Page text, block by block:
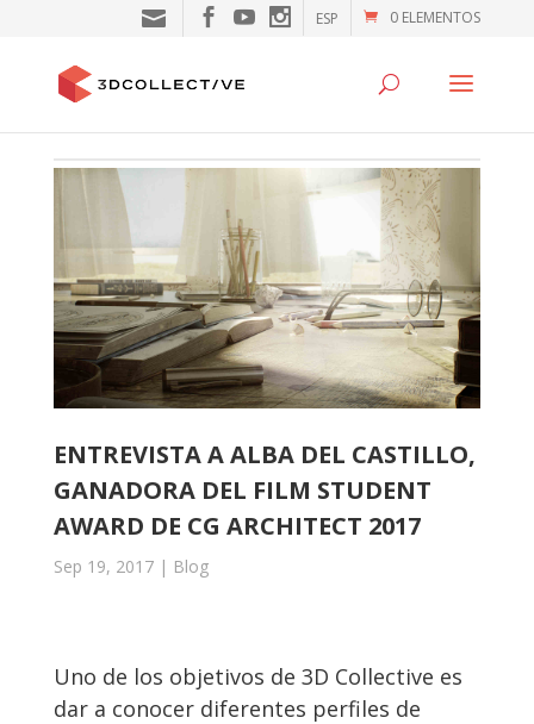
0 ELEMENTOS
ESP
ENTREVISTA A ALBA DEL CASTILLO,
GANADORA DEL FILM STUDENT
AWARD DE CG ARCHITECT 2017
Sep 19, 2017| Blog
Uno de los objetivos de 3D Collective es
dar a conocer diferentes perfiles de